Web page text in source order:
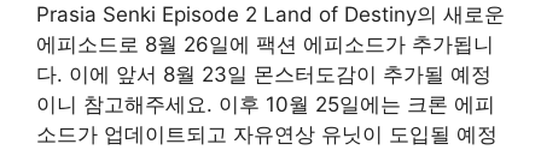
Prasia Senki Episode 2 Land of Destiny의 새로운
에피소드로 8월 26일에 팩션 에피소드가 추가됩니
다. 이에 앞서 8월 23일 몬스터도감이 추가될 예정
이니 참고해주세요. 이후 10월 25일에는 크론 에피
소드가 업데이트되고 자유연상 유닛이 도입될 예정